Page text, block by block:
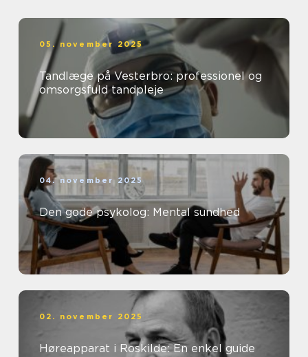
05. november 2025
Tandlæge på Vesterbro: professionel og
omsorgsfuld tandpleje
04. november 2025
Den gode psykolog: Mental sundhed
02. november 2025
Høreapparat i Roskilde: En enkel guide